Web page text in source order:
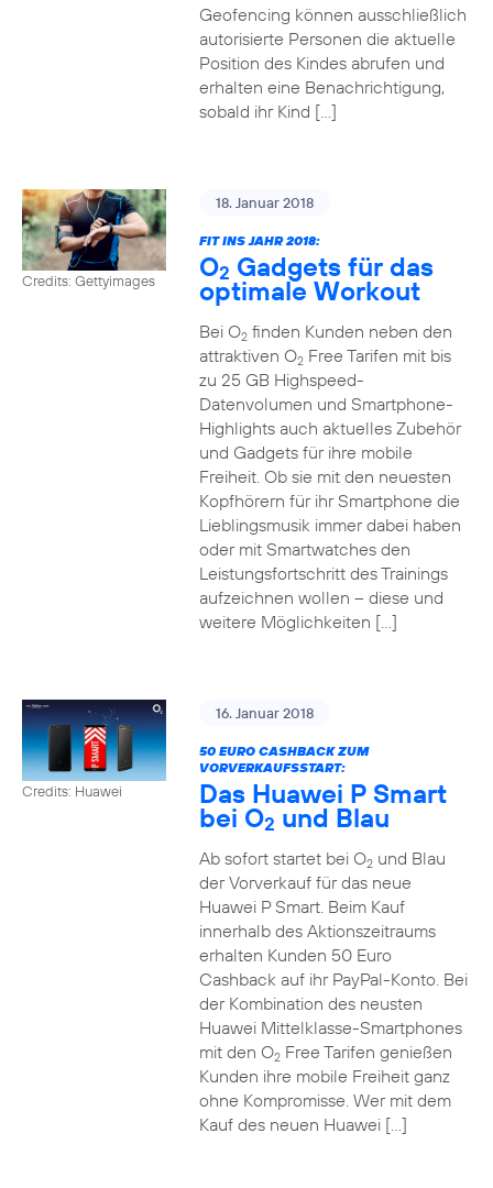
Geofencing können ausschließlich
autorisierte Personen die aktuelle
Position des Kindes abrufen und
erhalten eine Benachrichtigung,
sobald ihr Kind […]
Credits: Gettyimages
18. Januar 2018
FIT INS JAHR 2018:
O2 Gadgets für das
optimale Workout
Bei O2finden Kunden neben den
attraktiven O2Free Tarifen mit bis
zu 25 GB Highspeed-
Datenvolumen und Smartphone-
Highlights auch aktuelles Zubehör
und Gadgets für ihre mobile
Freiheit. Ob sie mit den neuesten
Kopfhörern für ihr Smartphone die
Lieblingsmusik immer dabei haben
oder mit Smartwatches den
Leistungsfortschritt des Trainings
aufzeichnen wollen – diese und
weitere Möglichkeiten […]
Credits: Huawei
16. Januar 2018
50 EURO CASHBACK ZUM
VORVERKAUFSSTART:
Das Huawei P Smart
bei O2 und Blau
Ab sofort startet bei O2und Blau
der Vorverkauf für das neue
Huawei P Smart. Beim Kauf
innerhalb des Aktionszeitraums
erhalten Kunden 50 Euro
Cashback auf ihr PayPal-Konto. Bei
der Kombination des neusten
Huawei Mittelklasse-Smartphones
mit den O2Free Tarifen genießen
Kunden ihre mobile Freiheit ganz
ohne Kompromisse. Wer mit dem
Kauf des neuen Huawei […]